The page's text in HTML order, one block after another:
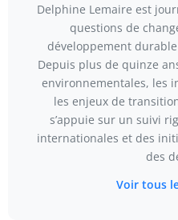
Delphine Lemaire est
questions de
développement
Depuis plus de quinze
environnementales, les
les enjeux de
s’appuie sur un suivi
internationales et des
des
Voir tous